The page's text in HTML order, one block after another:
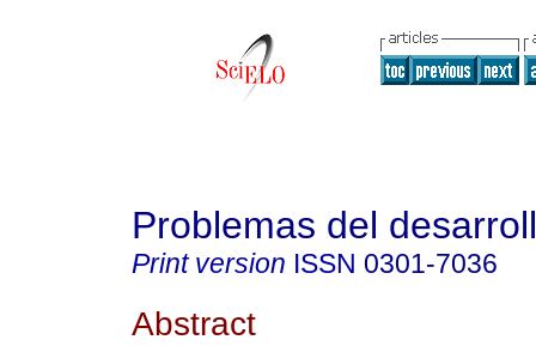
Problemas del
Print version ISSN 0301-7036
Abstract